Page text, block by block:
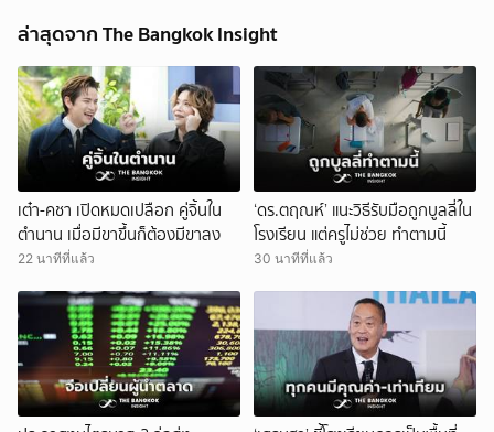
ล่าสุดจาก The Bangkok Insight
เต๋า-คชา เปิดหมดเปลือก คู่จิ้นใน
ตำนาน เมื่อมีขาขึ้นก็ต้องมีขาลง
22 นาทีที่แล้ว
‘ดร.ตฤณห์’ แนะวิธีรับมือถูกบูลลี่ใน
โรงเรียน แต่ครูไม่ช่วย ทำตามนี้
30 นาทีที่แล้ว